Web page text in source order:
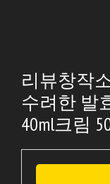
리뷰창작
수려한 발
40ml크림